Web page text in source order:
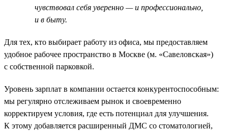
чувствовал себя уверенно — и профессионально,
и в быту.
Для тех, кто выбирает работу из офиса, мы предоставляем
удобное рабочее пространство в Москве (м. «Савеловская»)
с собственной парковкой.
Уровень зарплат в компании остается конкурентоспособным:
мы регулярно отслеживаем рынок и своевременно
корректируем условия, где есть потенциал для улучшения.
К этому добавляется расширенный ДМС со стоматологией,